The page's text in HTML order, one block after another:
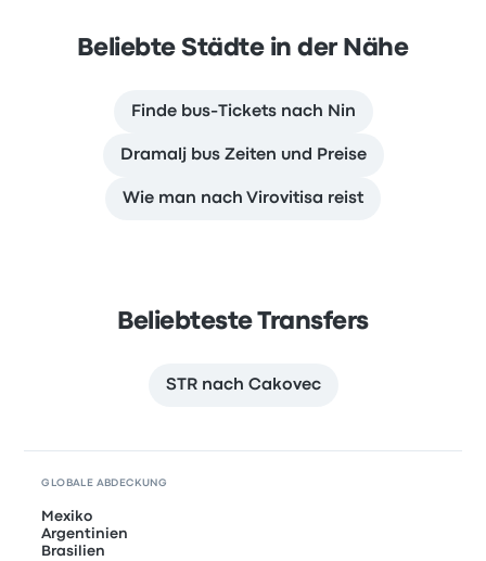
Beliebte Städte in der Nähe
Finde bus-Tickets nach Nin
Dramalj bus Zeiten und Preise
Wie man nach Virovitisa reist
Beliebteste Transfers
STR nach Cakovec
GLOBALE ABDECKUNG
Mexiko
Argentinien
Brasilien